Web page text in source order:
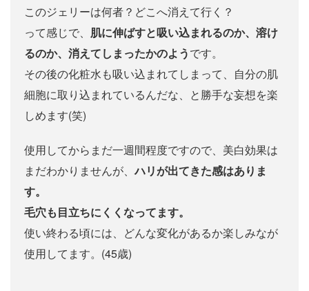
このジェリーは何者？どこへ消えて行く？
って感じで、 肌に伸ばすと吸い込まれるのか、溶け
るのか、消えてしまったかのようです。
その後の化粧水も吸い込まれてしまって、自分の肌
細胞に取り込まれているんだな、と勝手な妄想を楽
しめます(笑)
使用してからまだ一週間程度ですので、美白効果は
まだわかりませんが、ハリが出てきた感はありま
す。
毛穴も目立ちにくくなってます。
使い終わる頃には、どんな変化があるか楽しみなが
使用してます。(45歳)